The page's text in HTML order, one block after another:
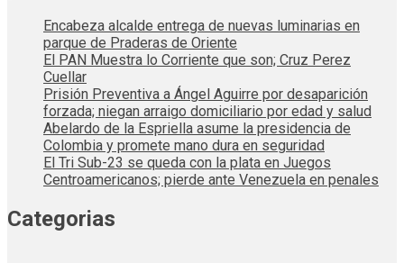
Encabeza alcalde entrega de nuevas luminarias en
parque de Praderas de Oriente
El PAN Muestra lo Corriente que son; Cruz Perez
Cuellar
Prisión Preventiva a Ángel Aguirre por desaparición
forzada; niegan arraigo domiciliario por edad y salud
Abelardo de la Espriella asume la presidencia de
Colombia y promete mano dura en seguridad
El Tri Sub-23 se queda con la plata en Juegos
Centroamericanos; pierde ante Venezuela en penales
Categorias